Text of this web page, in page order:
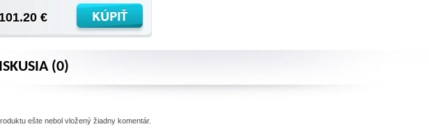
€
(0)
ešte nebol vložený žiadny komentár.